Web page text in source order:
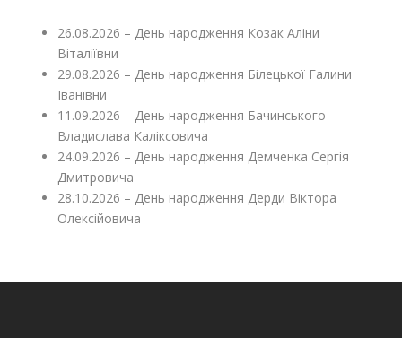
26.08.2026 – День народження Козак Аліни
Віталіївни
29.08.2026 – День народження Білецької Галини
Іванівни
11.09.2026 – День народження Бачинського
Владислава Каліксовича
24.09.2026 – День народження Демченка Сергія
Дмитровича
28.10.2026 – День народження Дерди Віктора
Олексійовича